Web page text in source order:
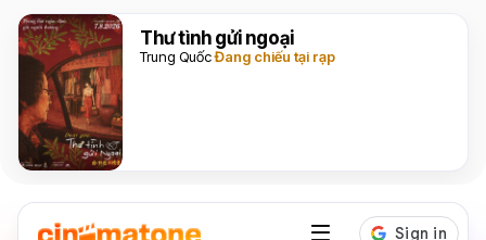
Thư tình gửi ngoại
Trung QuốcĐang chiếu tại rạp